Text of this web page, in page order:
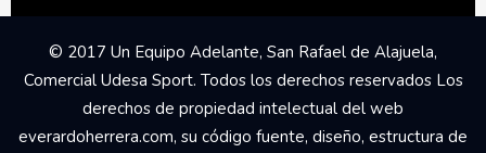
© 2017 Un Equipo Adelante, San Rafael de Alajuela,
Comercial Udesa Sport. Todos los derechos reservados Los
derechos de propiedad intelectual del web
everardoherrera.com, su código fuente, diseño, estructura de